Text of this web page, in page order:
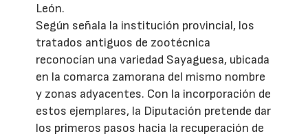
León.
Según señala la institución provincial, los
tratados antiguos de zootécnica
reconocían una variedad Sayaguesa, ubicada
en la comarca zamorana del mismo nombre
y zonas adyacentes. Con la incorporación de
estos ejemplares, la Diputación pretende dar
los primeros pasos hacia la recuperación de